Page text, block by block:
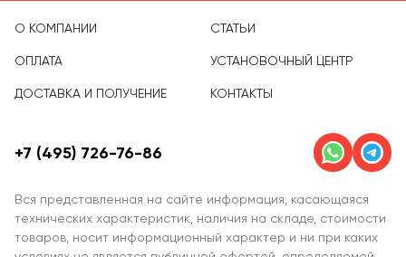
О КОМПАНИИ
ОПЛАТА
ДОСТАВКА И ПОЛУЧЕНИЕ
СТАТЬИ
УСТАНОВОЧНЫЙ ЦЕНТР
КОНТАКТЫ
Вся представленная на сайте информация, касающаяся
технических характеристик, наличия на складе, стоимости
товаров, носит информационный характер и ни при каких
+7 (495) 726-76-86